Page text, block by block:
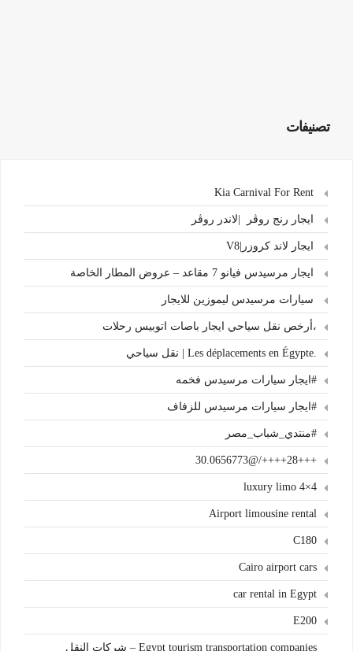
تصنيفات
ايجار رنج روڤر |لاندر روڤر
ايجار لاند كروزر|V8
ايجار مرسيدس فيانو 7 مقاعد – عروض المطار الخاصة
سيارات مرسيدس ليموزين للايجار
،أرخص نقل سياحي ايجار باصات اتوبيس رحلات
.Les déplacements en Égypte | نقل سياحي
#ايجار سيارات مرسيدس فخمه
#ايجار سيارات مرسيدس للزفاف
#منتدي_شباب_مصر
+++28++++/@30.0656773
4×4 luxury limo
Airport limousine rental
C180
Cairo airport cars
car rental in Egypt
E200
Egypt tourism transportation companies – شركات النقل